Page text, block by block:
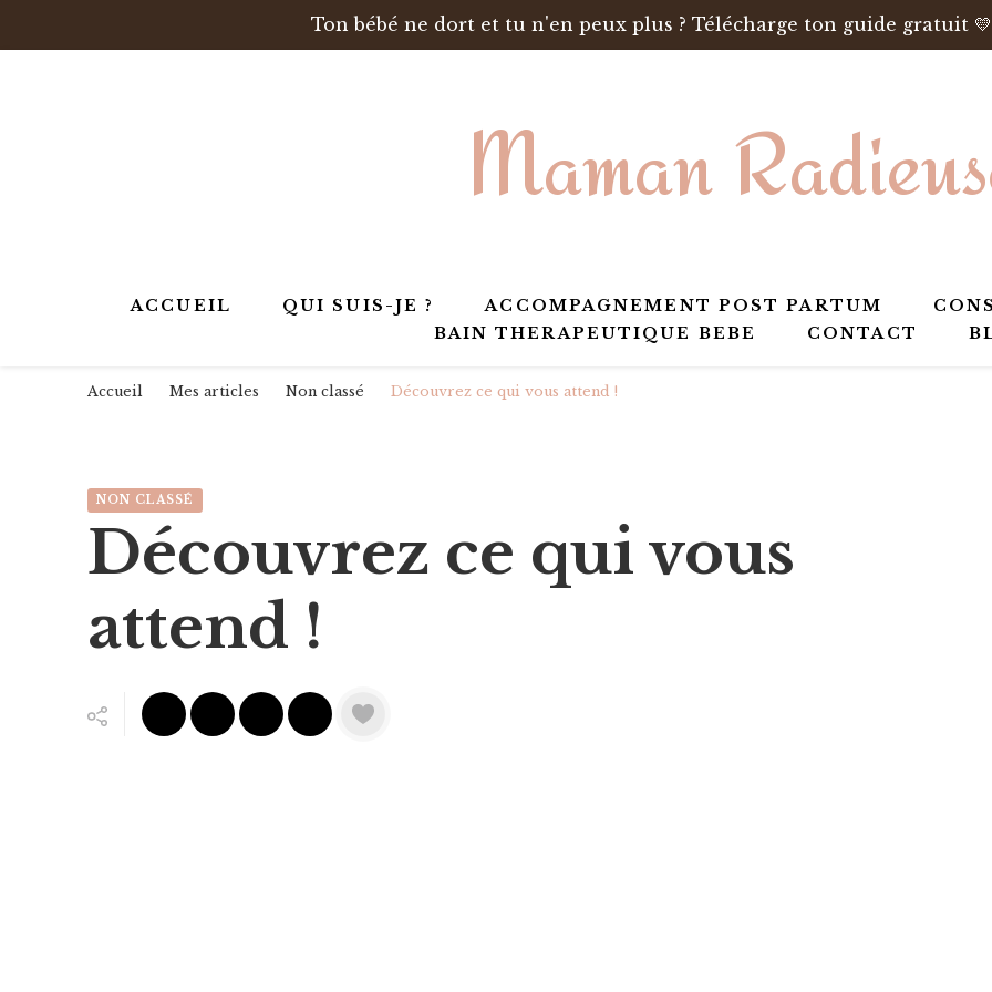
Ton bébé ne dort et tu n'en peux plus ? Télécharge ton guide gratuit 💛
Maman
ACCUEIL QUI SUIS-JE ? ACCOMPAGNEMENT POST PARTUM
BAIN THERAPEUTIQUE BEBE
CONTACT
Accueil Mes articles Non classé Découvrez ce qui vous attend !
NON CLASSÉ
Découvrez ce qui vous
attend !